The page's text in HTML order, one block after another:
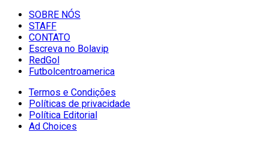
SOBRE NÓS
STAFF
CONTATO
Escreva no Bolavip
RedGol
Futbolcentroamerica
Termos e Condições
Políticas de privacidade
Política Editorial
Ad Choices